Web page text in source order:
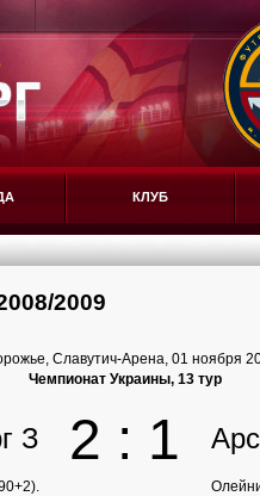
КЛУБ
2009
Славутич-Арена, 01 ноября
Чемпионат Украины, 13 тур
З 2 : 1